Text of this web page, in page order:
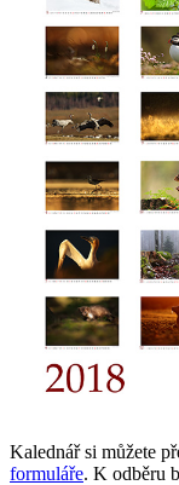
Kalednář si můžete
formuláře. K odběru